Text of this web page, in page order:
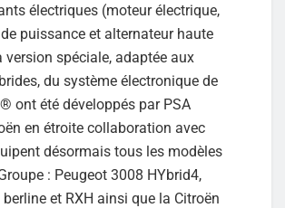
électriques (moteur électrique,
puissance et alternateur haute
version spéciale, adaptée aux
du système électronique de
ont été développés par PSA
en étroite collaboration avec
désormais tous les modèles
: Peugeot 3008 HYbrid4,
et RXH ainsi que la Citroën